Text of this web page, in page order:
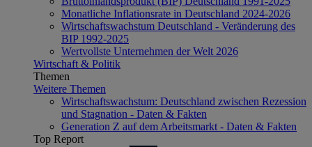
Monatliche Inflationsrate in Deutschland 2024-2026
Wirtschaftswachstum Deutschland - Veränderung des
BIP 1992-2025
Wertvollste Unternehmen der Welt 2026
Wirtschaft & Politik
Themen
Weitere Themen
Wirtschaftswachstum: Deutschland zwischen Rezession
und Stagnation - Daten & Fakten
Generation Z auf dem Arbeitsmarkt - Daten & Fakten
Top Report